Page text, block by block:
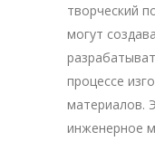
творческий
могут
процессе
материалов.
инженерное